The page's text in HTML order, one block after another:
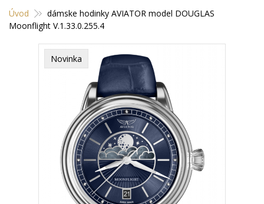
Úvod
dámske hodinky AVIATOR model DOUGLAS
Moonflight V.1.33.0.255.4
Novinka